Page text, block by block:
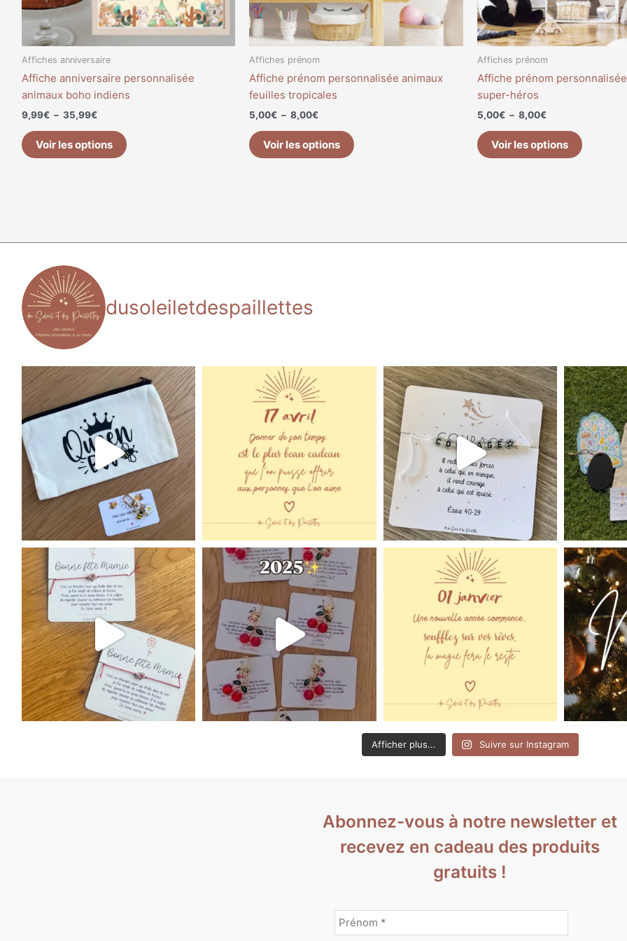
Affiches anniversaire
Affiche anniversaire personnalisée
animaux boho indiens
9,99€ – 35,99€
Voir les options
sur
la
produit
Affiches prénom
Affiche prénom personnalisée animaux
feuilles tropicales
5,00€ – 8,00€
Voir les options
sur
la
page
produit
Affiches prénom
Affiche prénom
super-héros
5,00€ – 8,00€
Voir les options
sur
la
page
produit
dusoleiletdespaillettes
Afficher plus... Suivre sur Instagram
Abonnez-vous à notre newsletter et
recevez en cadeau des produits
gratuits !